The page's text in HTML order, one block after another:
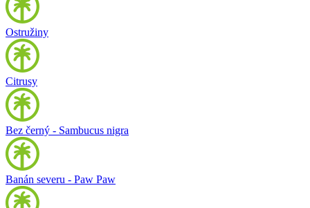
Ostružiny
Citrusy
Bez černý - Sambucus nigra
Banán severu - Paw Paw